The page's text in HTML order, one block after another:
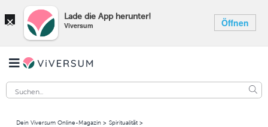
× Lade die App herunter!
Viversum Öffnen
Dein Viversum Online-Magazin Spiritualität